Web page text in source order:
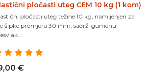
pločasti uteg CEM 10 kg (1 kom)
pločasti uteg težine 10 kg, namijenjen za
šipke promjera 30 mm, sadrži gumenu
€